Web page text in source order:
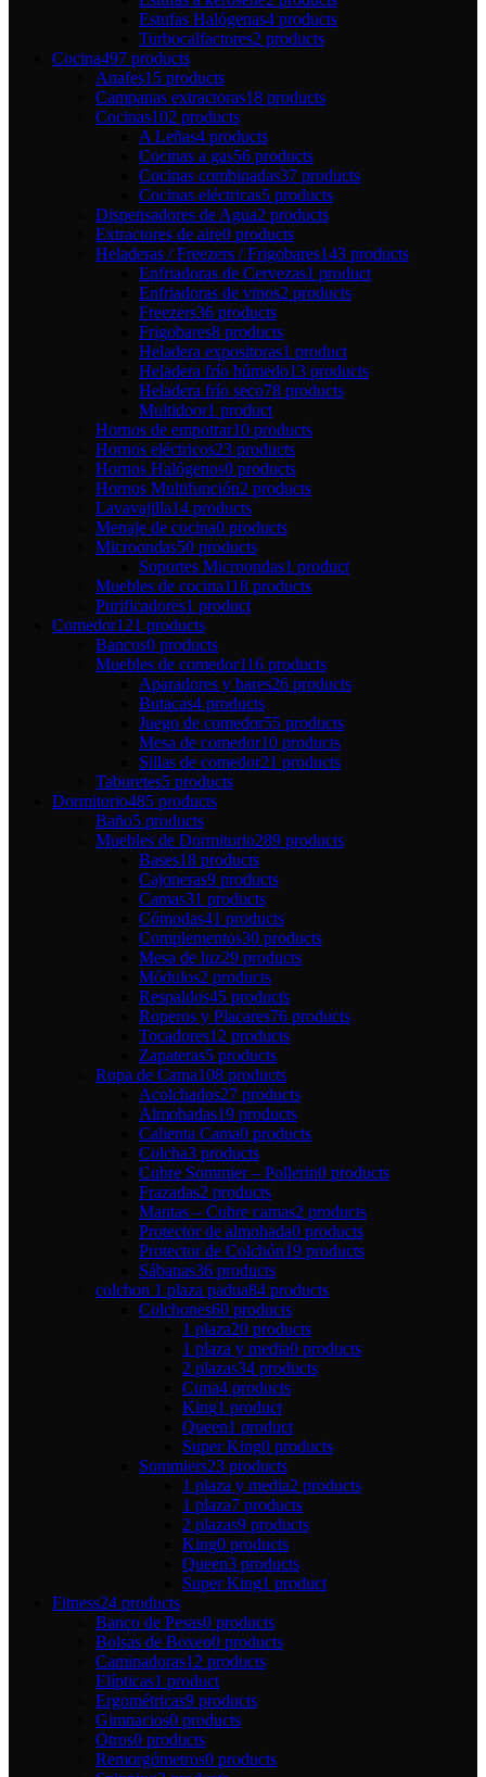
Estufas Halógenas4 products
Turbocalfactores2 products
Cocina497 products
Anafes15 products
Campanas extractoras18 products
Cocinas102 products
A Leñas4 products
Cocinas a gas56 products
Cocinas combinadas37 products
Cocinas eléctricas5 products
Dispensadores de Agua2 products
Extractores de aire0 products
Heladeras / Freezers / Frigobares143 products
Enfriadoras de Cervezas1 product
Enfriadoras de vinos2 products
Freezers36 products
Frigobares8 products
Heladera expositoras1 product
Heladera frío húmedo13 products
Heladera frío seco78 products
Multidoor1 product
Hornos de empotrar10 products
Hornos eléctricos23 products
Hornos Halógenos0 products
Hornos Multifunción2 products
Lavavajilla14 products
Menaje de cocina0 products
Microondas50 products
Soportes Microondas1 product
Muebles de cocina118 products
Purificadores1 product
Comedor121 products
Bancos0 products
Muebles de comedor116 products
Aparadores y bares26 products
Butacas4 products
Juego de comedor55 products
Mesa de comedor10 products
Sillas de comedor21 products
Taburetes5 products
Dormitorio485 products
Baño5 products
Muebles de Dormitorio289 products
Bases18 products
Cajoneras9 products
Camas31 products
Cómodas41 products
Complementos30 products
Mesa de luz29 products
Módulos2 products
Respaldos45 products
Roperos y Placares76 products
Tocadores12 products
Zapateras5 products
Ropa de Cama108 products
Acolchados27 products
Almohadas19 products
Calienta Cama0 products
Colcha3 products
Cubre Sommier – Pollerin0 products
Frazadas2 products
Mantas – Cubre camas2 products
Protector de almohada0 products
Protector de Colchón19 products
Sábanas36 products
colchon 1 plaza padua84 products
Colchones60 products
1 plaza20 products
1 plaza y media0 products
2 plazas34 products
Cuna4 products
King1 product
Queen1 product
Super King0 products
Sommiers23 products
1 plaza y media2 products
1 plaza7 products
2 plazas9 products
King0 products
Queen3 products
Super King1 product
Fitness24 products
Banco de Pesas0 products
Bolsas de Boxeo0 products
Caminadoras12 products
Elípticas1 product
Ergométricas9 products
Gimnacios0 products
Otros0 products
Remorgómetros0 products